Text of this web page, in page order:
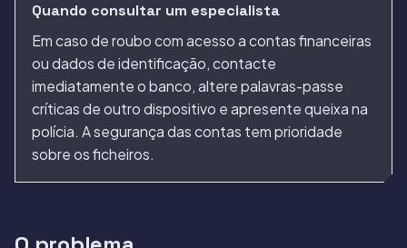
Quando consultar um especialista
Em caso de roubo com acesso a contas financeiras
ou dados de identificação, contacte
imediatamente o banco, altere palavras-passe
críticas de outro dispositivo e apresente queixa na
polícia. A segurança das contas tem prioridade
sobre os ficheiros.